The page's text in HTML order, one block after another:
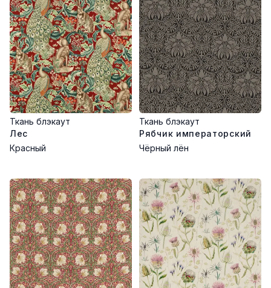
Ткань блэкаут
Лес
Красный
Ткань блэкаут
Рябчик императорский
Чёрный лён